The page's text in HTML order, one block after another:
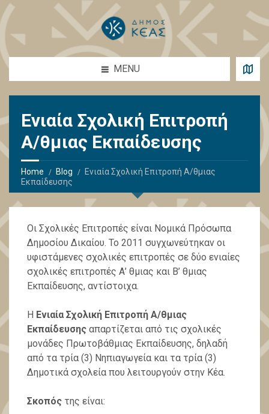
MENU
Ενιαία Σχολική Επιτροπή
Α/θμιας Εκπαίδευσης
Home Blog
Ενιαία Σχολική Επιτροπή Α/θμιας
Εκπαίδευσης
Οι Σχολικές Επιτροπές είναι Νομικά Πρόσωπα
Δημοσίου Δικαίου. Το 2011 συγχωνεύτηκαν οι
υφιστάμενες σχολικές επιτροπές σε δύο ενιαίες
σχολικές επιτροπές Α’ θμιας και Β’ θμιας
Εκπαίδευσης, αντίστοιχα.
Η Ενιαία Σχολική Επιτροπή Α/θμιας
Εκπαίδευσης απαρτίζεται από τις σχολικές
μονάδες Πρωτοβάθμιας Εκπαίδευσης, δηλαδή
από τα τρία (3) Νηπιαγωγεία και τα τρία (3)
Δημοτικά σχολεία που λειτουργούν στην Κέα.
Σκοπός της είναι: